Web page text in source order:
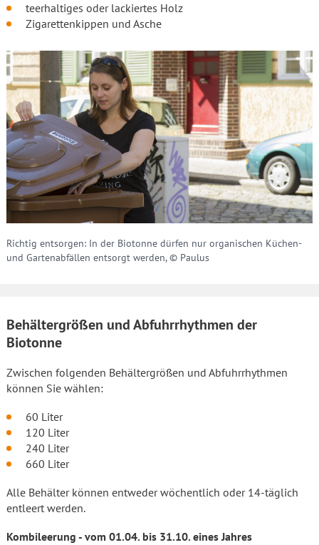
teerhaltiges oder lackiertes Holz
Zigarettenkippen und Asche
Richtig entsorgen: In der Biotonne dürfen nur organischen Küchen-
und Gartenabfällen entsorgt werden, © Paulus
Behältergrößen und Abfuhrrhythmen der
Biotonne
Zwischen folgenden Behältergrößen und Abfuhrrhythmen
können Sie wählen:
60 Liter
120 Liter
240 Liter
660 Liter
Alle Behälter können entweder wöchentlich oder 14-täglich
entleert werden.
Kombileerung - vom 01.04. bis 31.10. eines Jahres